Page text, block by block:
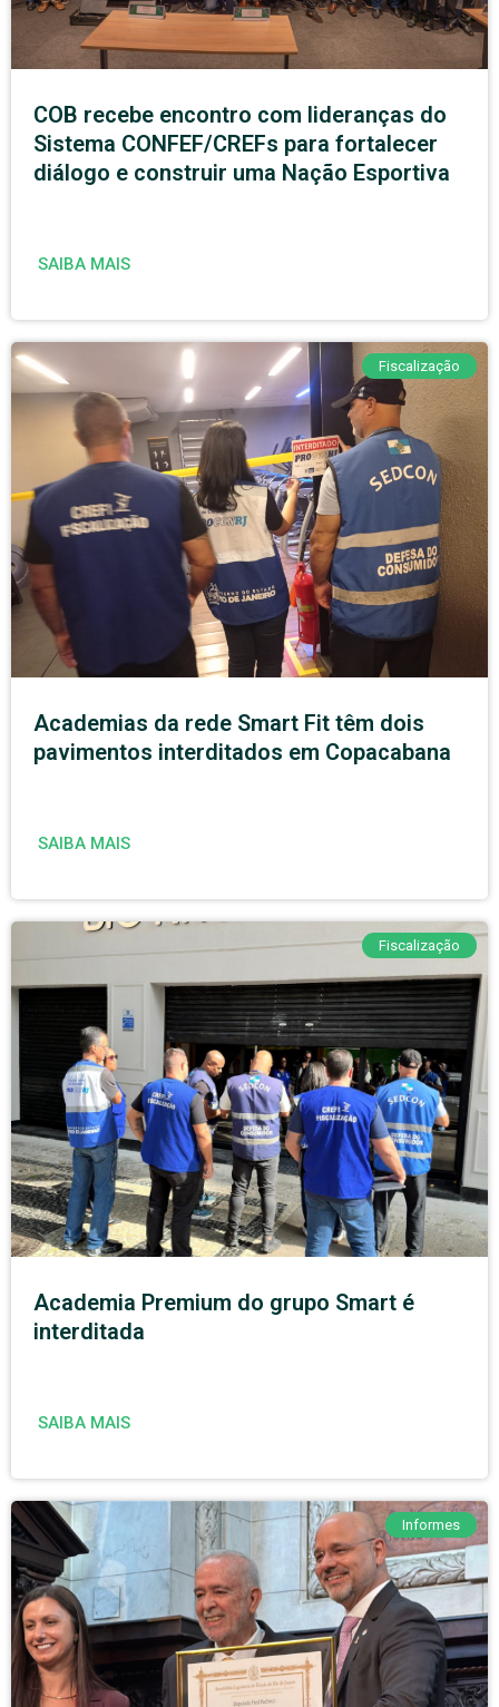
COB recebe encontro com lideranças do
Sistema CONFEF/CREFs para fortalecer
diálogo e construir uma Nação Esportiva
SAIBA MAIS
Fiscalização
Academias da rede Smart Fit têm dois
pavimentos interditados em Copacabana
SAIBA MAIS
Fiscalização
Academia Premium do grupo Smart é
interditada
SAIBA MAIS
Informes